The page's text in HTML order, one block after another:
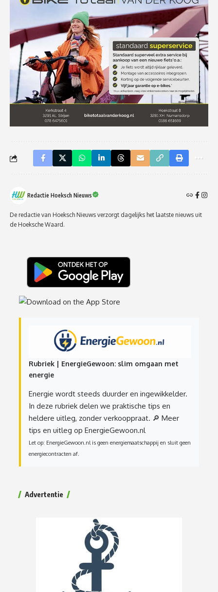
Redactie Hoeksch Nieuws
De redactie van Hoeksch Nieuws verzorgt dagelijks het laatste nieuws uit
de Hoeksche Waard.
Rubriek | EnergieGewoon: slim omgaan met
energie
Energie wordt steeds duurder en ingewikkelder.
In deze rubriek delen we praktische tips en
heldere uitleg, zonder verkooppraat. 🔎 Meer
tips en uitleg op EnergieGewoon.nl
Let op: EnergieGewoon.nl is geen energiemaatschappij en sluit geen
energiecontracten af.
Advertentie